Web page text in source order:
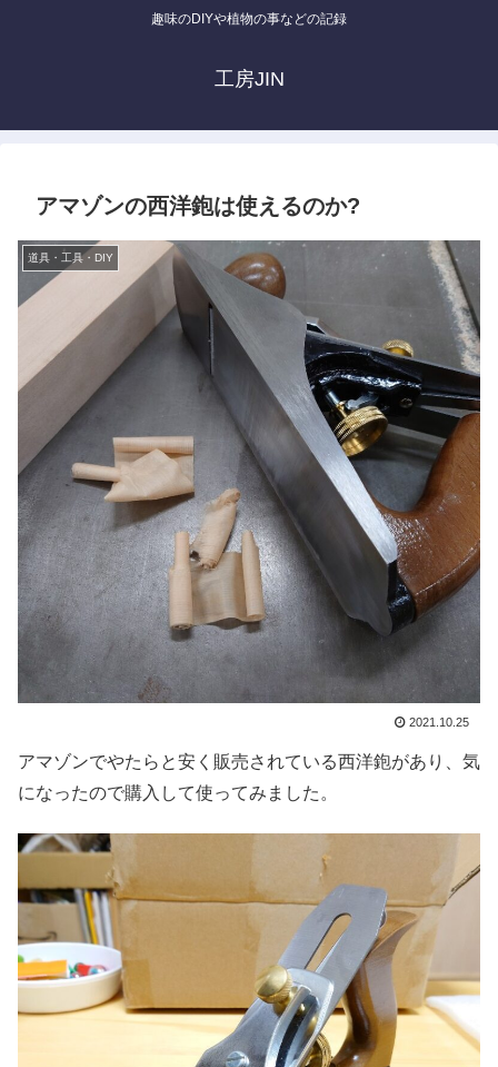
趣味のDIYや植物の事などの記録
工房JIN
アマゾンの西洋鉋は使えるのか?
道具・工具・DIY
2021.10.25
アマゾンでやたらと安く販売されている西洋鉋があり、気
になったので購入して使ってみました。